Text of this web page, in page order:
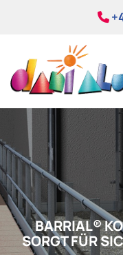

BARRIAL®
SORGT FÜR